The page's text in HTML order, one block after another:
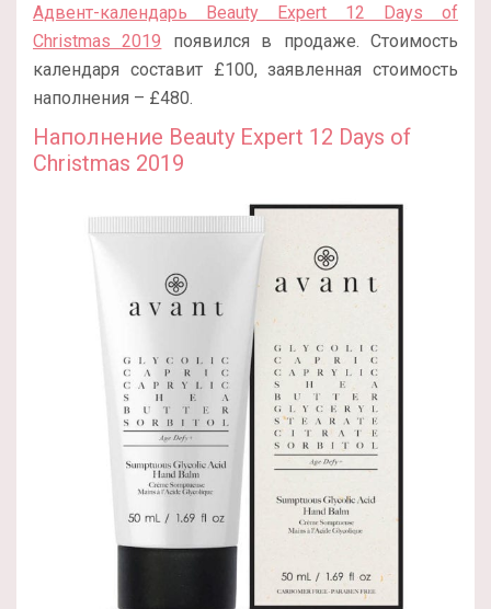
Адвент-календарь Beauty Expert 12 Days of
Christmas 2019 появился в продаже. Стоимость
календаря составит £100, заявленная стоимость
наполнения – £480.
Наполнение Beauty Expert 12 Days of
Christmas 2019